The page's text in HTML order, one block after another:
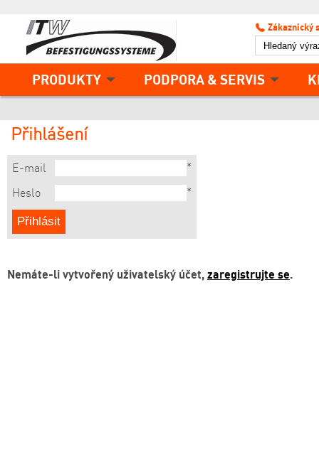
PRODUKTY PODPORA & SERVIS
Zákaznický
Přihlášení
E-mail
*
Heslo
*
Nemáte-li vytvořený uživatelský účet, zaregistrujte se.